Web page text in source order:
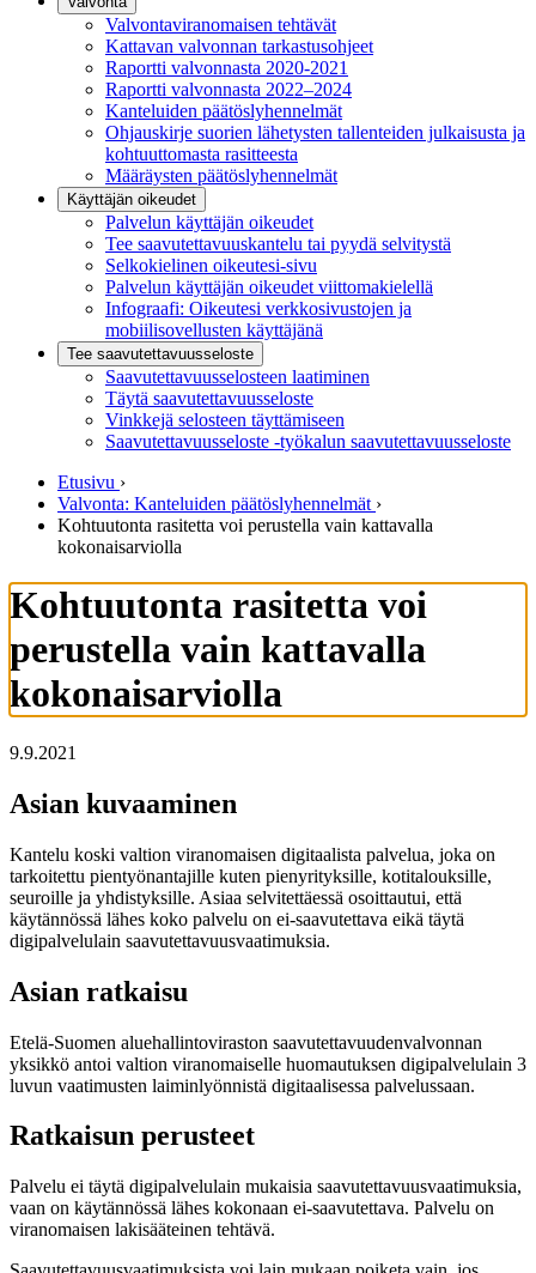
Valvontaviranomaisen tehtävät
Kattavan valvonnan tarkastusohjeet
Raportti valvonnasta 2020-2021
Raportti valvonnasta 2022–2024
Kanteluiden päätöslyhennelmät
Ohjauskirje suorien lähetysten tallenteiden julkaisusta ja
kohtuuttomasta rasitteesta
Määräysten päätöslyhennelmät
Käyttäjän oikeudet
Palvelun käyttäjän oikeudet
Tee saavutettavuuskantelu tai pyydä selvitystä
Selkokielinen oikeutesi-sivu
Palvelun käyttäjän oikeudet viittomakielellä
Infograafi: Oikeutesi verkkosivustojen ja
mobiilisovellusten käyttäjänä
Tee saavutettavuusseloste
Saavutettavuus­selosteen laatiminen
Täytä saavutettavuusseloste
Vinkkejä selosteen täyttämiseen
Saavutettavuusseloste -työkalun saavutettavuusseloste
Etusivu ›
Valvonta: Kanteluiden päätöslyhennelmät ›
Kohtuutonta rasitetta voi perustella vain kattavalla
kokonaisarviolla
Kohtuutonta rasitetta voi
perustella vain kattavalla
kokonaisarviolla
9.9.2021
Asian kuvaaminen
Kantelu koski valtion viranomaisen digitaalista palvelua, joka on
tarkoitettu pientyönantajille kuten pienyrityksille, kotitalouksille,
seuroille ja yhdistyksille. Asiaa selvitettäessä osoittautui, että
käytännössä lähes koko palvelu on ei-saavutettava eikä täytä
digipalvelulain saavutettavuusvaatimuksia.
Asian ratkaisu
Etelä-Suomen aluehallintoviraston saavutettavuudenvalvonnan
yksikkö antoi valtion viranomaiselle huomautuksen digipalvelulain 3
luvun vaatimusten laiminlyönnistä digitaalisessa palvelussaan.
Ratkaisun perusteet
Palvelu ei täytä digipalvelulain mukaisia saavutettavuusvaatimuksia,
vaan on käytännössä lähes kokonaan ei-saavutettava. Palvelu on
viranomaisen lakisääteinen tehtävä.